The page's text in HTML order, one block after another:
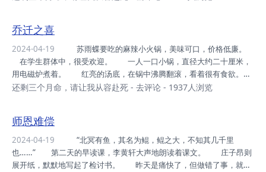
等。 五彩缤纷，争奇斗艳。 几只蝴蝶，在花丛间飞舞流连。
苏雨蝶整理了一下裙摆，屈膝坐在花坛边。 “昨天的草莓蛋糕，好
吃吗？” 庄子昂闻言，心头一紧。 他不敢说，那份精美漂亮的蛋
糕，被人一脚踩成了烂泥。 这样单...
乔迁之喜
2024-04-19
在学生群体中，很受欢迎。 一人一口小锅，直径大约二十厘米，
用电磁炉煮着。 红亮的汤底，在锅中沸腾翻滚，看着很有食欲。
苏雨蝶拿着菜单，不停地勾画，口中还念念有词：“牛肉黄喉千层肚，
你吗？”苏雨蝶埋头说。 庄子昂默默地喝着柠檬茶，不敢再说话。
身为一个男生，要是饭量连女生都不如，是很丢脸的。 没过多
久，服务员将菜品端上来。 苏雨蝶将每道菜均匀地分成两份，下在
两个锅里。 然后她问：“可口Or百事？”...
还剩三个月命，请让我从容赴死 - 去评论 - 1937人浏览
师恩难偿
2024-04-19
也……” 第二天的早读课，李黄轩大声地朗读着课文。 庄子昂则
展开纸，默默地写起了检讨书。 昨天是痛快了，但做错了事，就应